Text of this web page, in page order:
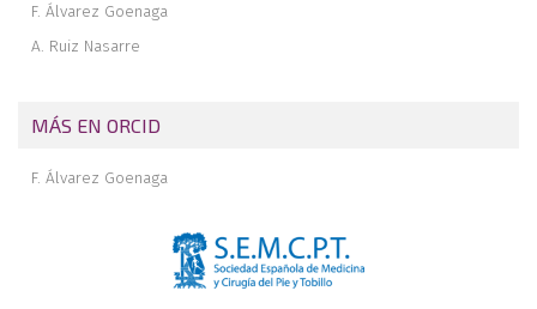
F. Álvarez Goenaga
A. Ruiz Nasarre
MÁS EN ORCID
F. Álvarez Goenaga